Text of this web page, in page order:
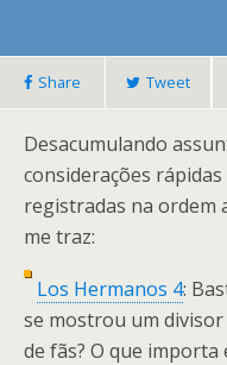
Share Tweet
Desacumulando
considerações
registradas na ordem
me traz:
Los Hermanos 4:
se mostrou um
de fãs? O que